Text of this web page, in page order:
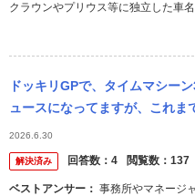
クラウンやプリウス等に独立した車
ドッキリGPで、タイムマシー
ュースになってますが、これま
の日産の車、山本のベンツとか
てもクラ...
2026.6.30
解決済み 回答数： 4 閲覧数： 137
ベストアンサー：